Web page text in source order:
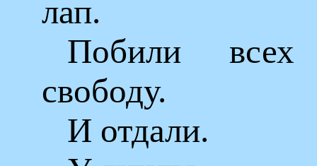
лап.
Побили
свободу.
И отдали.